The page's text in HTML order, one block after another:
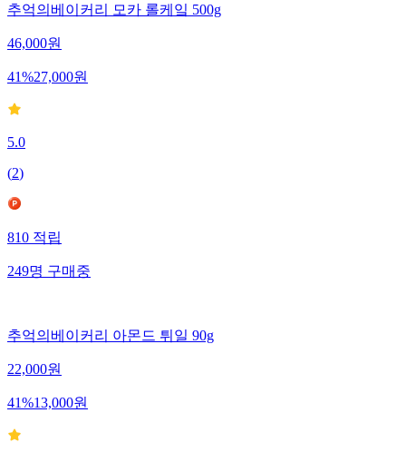
추억의베이커리 모카 롤케잌 500g
46,000원
41%27,000원
5.0
(2)
810적립
249명구매중
추억의베이커리 아몬드 튀일 90g
22,000원
41%13,000원